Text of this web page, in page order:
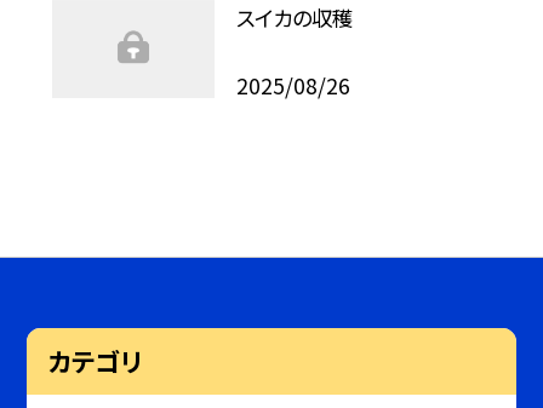
スイカの収穫
2025/08/26
カテゴリ